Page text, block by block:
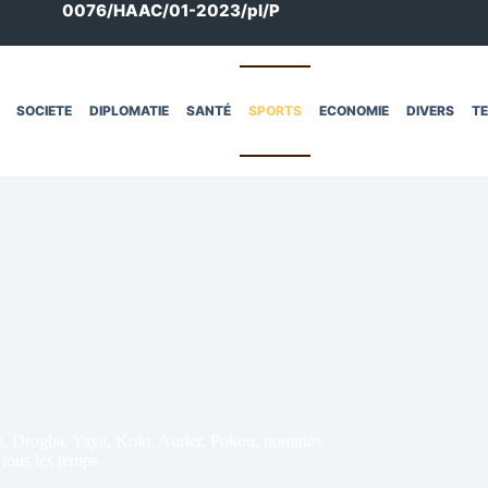
0076/HAAC/01-2023/pl/P
SOCIETE DIPLOMATIE SANTÉ SPORTS ECONOMIE DIVERS